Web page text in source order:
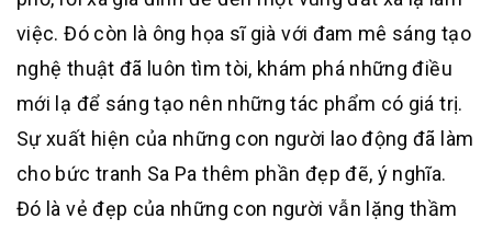
việc. Đó còn là ông họa sĩ già với đam mê sáng tạo
nghệ thuật đã luôn tìm tòi, khám phá những điều
mới lạ để sáng tạo nên những tác phẩm có giá trị.
Sự xuất hiện của những con người lao động đã làm
cho bức tranh Sa Pa thêm phần đẹp đẽ, ý nghĩa.
Đó là vẻ đẹp của những con người vẫn lặng thầm